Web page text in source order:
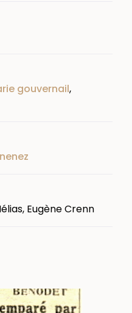
gouvernail,
Eugène Crenn